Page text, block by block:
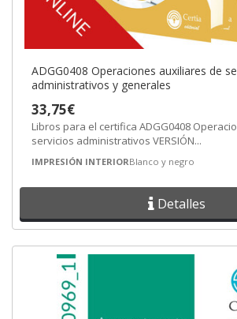
ADGG0408 Operaciones auxiliares de
administrativos y generales
33,75€
Libros para el certifica ADGG0408
servicios administrativos VERSIÓN...
IMPRESIÓN INTERIORBlanco y negro
Detalles